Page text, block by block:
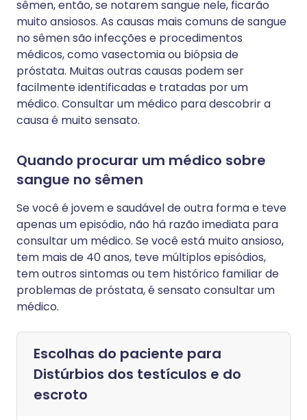
sêmen, então, se notarem sangue nele, ficarão
muito ansiosos. As causas mais comuns de sangue
no sêmen são infecções e procedimentos
médicos, como vasectomia ou biópsia de
próstata. Muitas outras causas podem ser
facilmente identificadas e tratadas por um
médico. Consultar um médico para descobrir a
causa é muito sensato.
Quando procurar um médico sobre
sangue no sêmen
Se você é jovem e saudável de outra forma e teve
apenas um episódio, não há razão imediata para
consultar um médico. Se você está muito ansioso,
tem mais de 40 anos, teve múltiplos episódios,
tem outros sintomas ou tem histórico familiar de
problemas de próstata, é sensato consultar um
médico.
Escolhas do paciente para
Distúrbios dos testículos e do
escroto